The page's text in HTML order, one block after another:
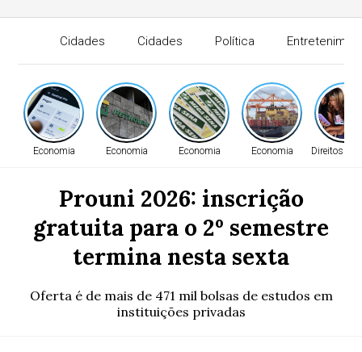
Cidades Cidades Política
Economia Economia Economia Economia Direitos
Prouni 2026: inscrição
gratuita para o 2º semestre
termina nesta sexta
Oferta é de mais de 471 mil bolsas de estudos em
instituições privadas